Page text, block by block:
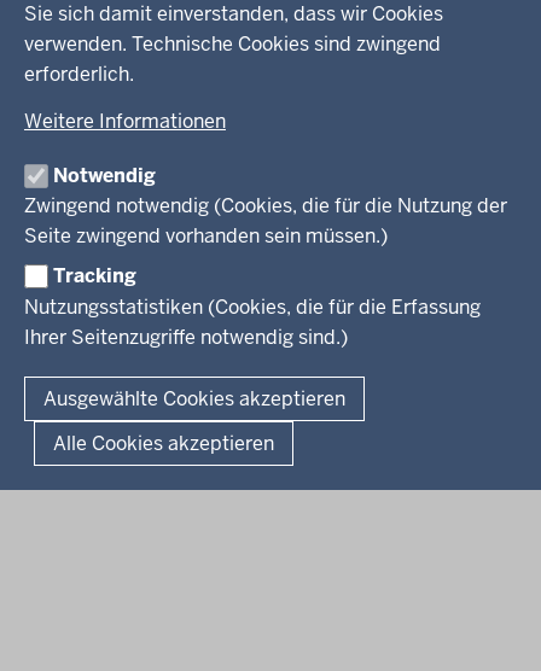
Sie sich damit einverstanden, dass wir Cookies
verwenden. Technische Cookies sind zwingend
erforderlich.
Weitere Informationen
Notwendig
Zwingend notwendig (Cookies, die für die Nutzung der
Seite zwingend vorhanden sein müssen.)
Tracking
Nutzungsstatistiken (Cookies, die für die Erfassung
Ihrer Seitenzugriffe notwendig sind.)
Ausgewählte Cookies akzeptieren
Alle Cookies akzeptieren
Kreis Paderborn
Kreis Minden-Lübbecke
Kreis Gütersloh
Kreis Höxter
Fußzeile
Impressum Datenschutz